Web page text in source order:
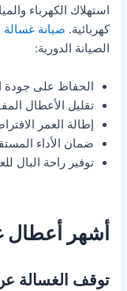
استهلاك الكهرباء
كهربائية. صيانة
الصيانة الدورية:
الحفاظ على جودة
تقليل الأعطال
إطالة العمر
ضمان الأداء
توفير راحة البال
أشهر
توقف الغسالة